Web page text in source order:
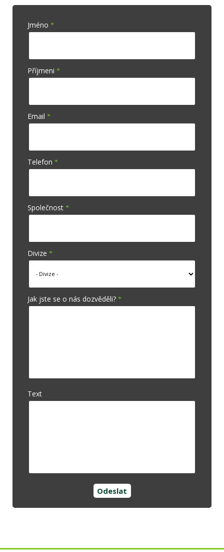
Jméno
Příjmeni
Email
Telefon
Společnost
Divize
Jak jste se o nás dozvěděli?
Text
Odeslat